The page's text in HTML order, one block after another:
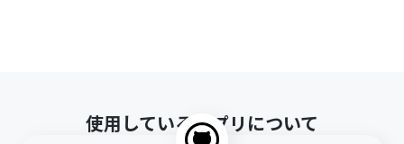
使用しているアプリについて